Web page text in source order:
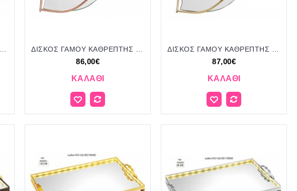
ΔΙΣΚΟΣ ΓΑΜΟΥ ΚΑΘΡΕΠΤΗΣ ΚΥΜΑΤΙΣΤΟ ΜΕΤΑΛΛΟ ΧΡΩΜΑ ΜΠΡΟΝΖΕ NOV-ΚΔ1013/204900 82.00€!!! ΔΙΣΚΟΣ ΓΑΜΟΥ ΚΑΘΡΕΠΤΗΣ ΚΥΜΑΤΙΣΤΟ ΜΕΤΑΛΛΟ ΧΡΩΜΑ ΡΟΖ ΧΡΥΣΟ NOV-ΚΔ1010/204700 86.00€!!!
86,00€
ΚΑΛΆΘΙ
ΔΙΣΚΟΣ ΓΑΜΟΥ ΚΑΘΡΕΠΤΗΣ ΚΥΜΑΤΙΣΤΟ ΜΕΤΑΛΛΟ ΧΡΩΜΑ ΧΡΥΣΟ NOV-ΚΔ1011/204900 87.00€!!!
87,00€
ΚΑΛΆΘΙ